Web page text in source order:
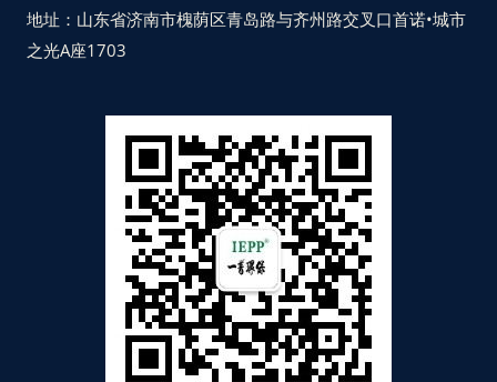
地址：山东省济南市槐荫区青岛路与齐州路交叉口首诺•城市
之光A座1703